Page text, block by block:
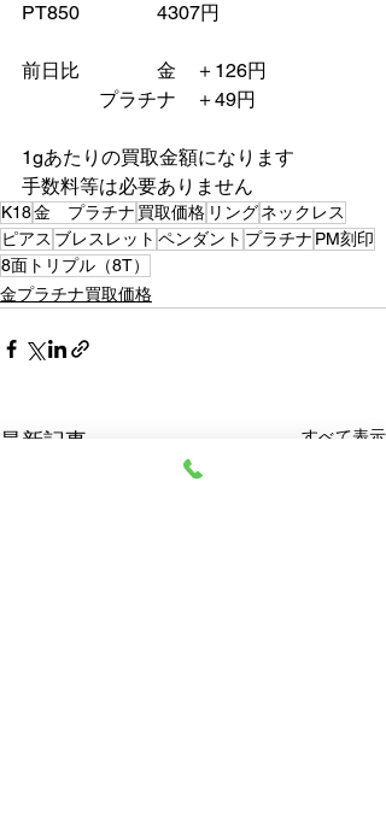
PT850　　　　4307円
前日比　　　　金　＋126円
プラチナ　＋49円
1gあたりの買取金額になります
手数料等は必要ありません
K18金 プラチナ 買取価格 リングネックレス
ピアス ブレスレット ペンダント プラチナ PM刻印
8面トリプル（8T）
金プラチナ買取価格
最新記事 すべて表示